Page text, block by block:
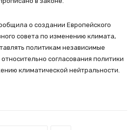
о создании Европейского
совета по изменению климата,
политикам независимые
согласования политики
климатической нейтральности.